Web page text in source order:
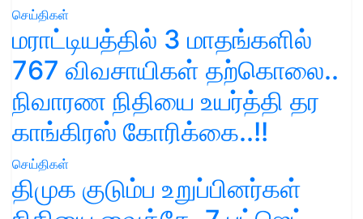
செய்திகள்
மராட்டியத்தில் 3 மாதங்களில்
767 விவசாயிகள் தற்கொலை..
நிவாரண நிதியை உயர்த்தி தர
காங்கிரஸ் கோரிக்கை..!!
செய்திகள்
திமுக குடும்ப உறுப்பினர்கள்